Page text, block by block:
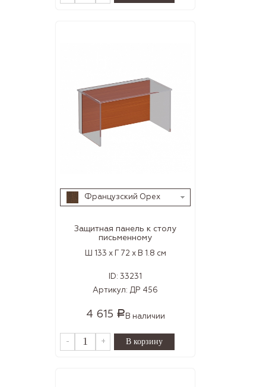
Французский Орех
Защитная панель к столу
письменному
Ш 133 x Г 72 x В 1.8 см
ID: 33231
Артикул: ДР 456
4 615 Р В наличии
- +